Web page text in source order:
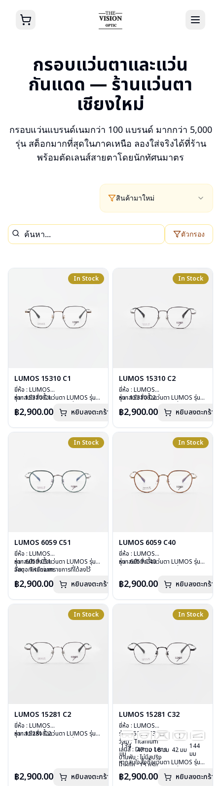
กรอบแว่นตาและแว่น
กันแดด — ร้านแว่นตา
เชียงใหม่
กรอบแว่นแบรนด์เนมกว่า 100 แบรนด์ มากกว่า 5,000
รุ่น สต็อกมากที่สุดในภาคเหนือ ลองใส่จริงได้ที่ร้าน
พร้อมตัดเลนส์สายตาโดยนักทัศนมาตร
สินค้ามาใหม่
ตัวกรอง
In Stock
LUMOS 15310 C1
ยี่ห้อ : LUMOS
รุ่น : 15310 C1
เลนส์ : Demo Lens
น้ำหนัก : 16 กรัม
อุปกรณ์ : กล่องแว่น , ผ้าเช็ดแว่น
หากสนใจสั่งชื้อแว่นตา LUMOS รุ่น
กรุณาติดต่อเราคลิก
฿2,900.00 หยิบลงตะกร้า
In Stock
LUMOS 15310 C2
ยี่ห้อ : LUMOS
รุ่น : 15310 C2
เลนส์ : Demo Lens
น้ำหนัก : 16 กรัม
อุปกรณ์ : กล่องแว่น , ผ้าเช็ดแว่น
หากสนใจสั่งชื้อแว่นตา LUMOS รุ่น
กรุณาติดต่อเราคลิก
฿2,900.00 หยิบลงตะกร้า
In Stock
LUMOS 6059 C51
ยี่ห้อ : LUMOS
รุ่น : 6059 C51
วัสดุ : Titanium
บานพับ : ไม่มีสปริง
อุปกรณ์ : กล่องแว่น , ผ้าเช็ดแว่น
หากสนใจสั่งชื้อแว่นตา LUMOS รุ่น
อื่นนอกเหนือจากรายการที่ได้ลงไว้
฿2,900.00 หยิบลงตะกร้า
In Stock
LUMOS 6059 C40
ยี่ห้อ : LUMOS
รุ่น : 6059 C40
บานพับ : ไม่มีสปริง
อุปกรณ์ : กล่องแว่น , ผ้าเช็ดแว่น
หากสนใจสั่งชื้อแว่นตา LUMOS รุ่น
฿2,900.00 หยิบลงตะกร้า
In Stock
LUMOS 15281 C2
ยี่ห้อ : LUMOS
รุ่น : 15281 C2
อุปกรณ์ : กล่องแว่น , ผ้าเช็ดแว่น
การรับประกัน : 2 ปี
หากสนใจสั่งชื้อแว่นตา LUMOS รุ่น
฿2,900.00 หยิบลงตะกร้า
In Stock
LUMOS 15281 C32
ยี่ห้อ : LUMOS
รุ่น : 15281 C32
วัสดุ : Titanium
เลนส์ : Demo Lens
บานพับ : ไม่มีสปริง
น้ำหนัก : 15 กรัม
อุปกรณ์ : กล่องแว่น , ผ้าเช็ดแว่น
การรับประกัน : 2 ปี
134
มม
47 มม 18 มม 42 มม 144
มม
หากสนใจสั่งชื้อแว่นตา LUMOS รุ่น
กรุณาติดต่อเราคลิก
฿2,900.00 หยิบลงตะกร้า